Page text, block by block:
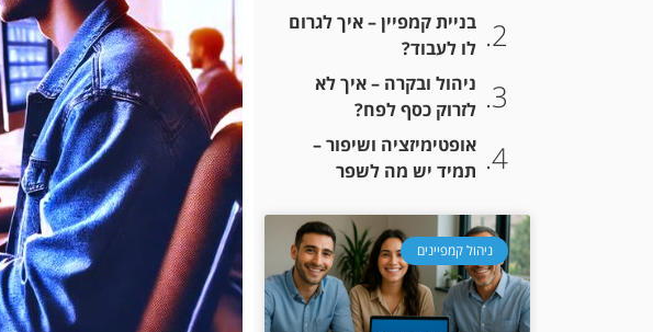
בניית קמפיין – איך לגרום
לו לעבוד?
ניהול ובקרה – איך לא
לזרוק כסף לפח?
אופטימיזציה ושיפור –
תמיד יש מה לשפר
ניהול קמפיינים